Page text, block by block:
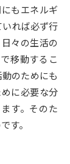
索
に強い大学特
もエネルギ
れば必ず行
々の生活の
移動するこ
のためにも
に必要な分
す。そのた
す。